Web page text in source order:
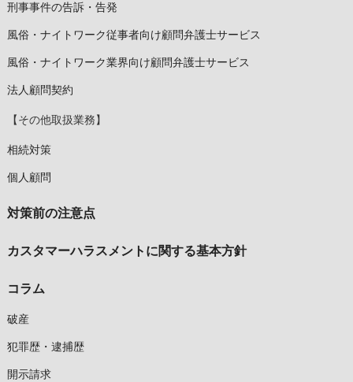
刑事事件の告訴・告発
風俗・ナイトワーク従事者向け顧問弁護士サービス
風俗・ナイトワーク業界向け顧問弁護士サービス
法人顧問契約
【その他取扱業務】
相続対策
個人顧問
対策前の注意点
カスタマーハラスメントに関する基本方針
コラム
破産
犯罪歴・逮捕歴
開示請求